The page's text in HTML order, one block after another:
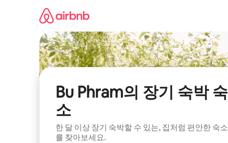
Bu Phram의 장기 숙박 숙
소
한 달 이상 장기 숙박할 수 있는, 집처럼 편안한 숙소
를 찾아보세요.